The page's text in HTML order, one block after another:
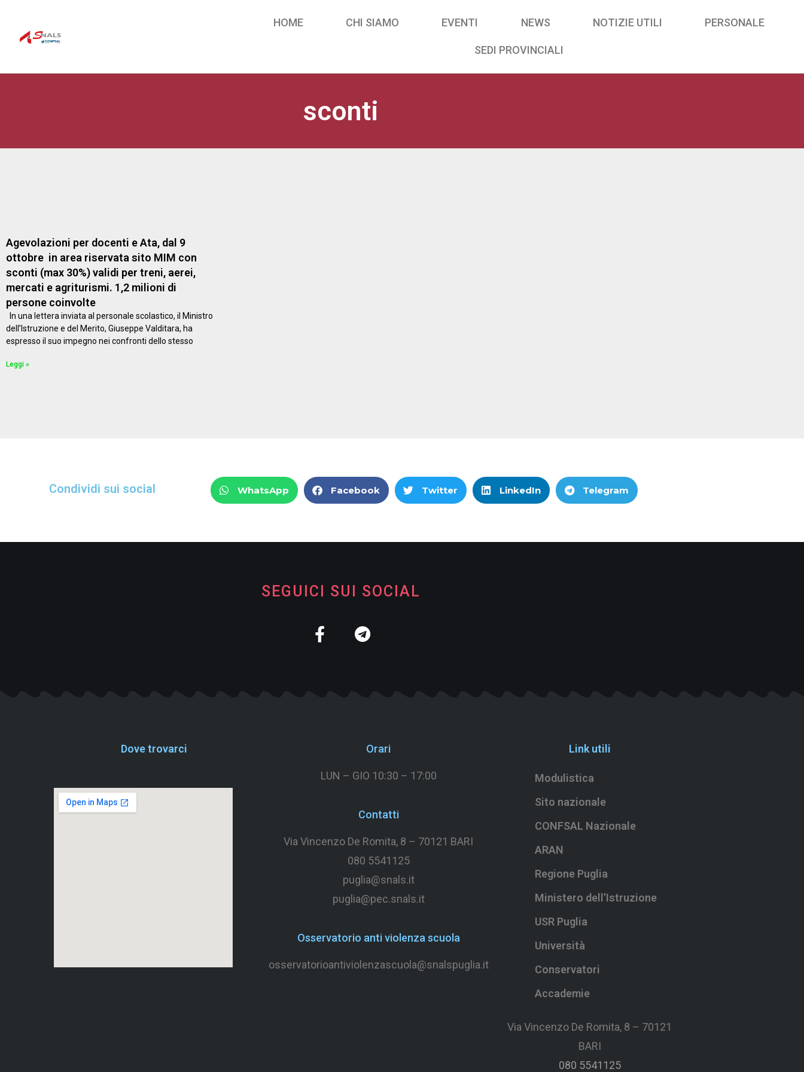
HOME CHI SIAMO EVENTI NEWS NOTIZIE UTILI PERSONALE
SEDI PROVINCIALI
sconti
Agevolazioni per docenti e Ata, dal 9
ottobre in area riservata sito MIM con
sconti (max 30%) validi per treni, aerei,
mercati e agriturismi. 1,2 milioni di
persone coinvolte
In una lettera inviata al personale scolastico, il Ministro
dell’Istruzione e del Merito, Giuseppe Valditara, ha
espresso il suo impegno nei confronti dello stesso
Leggi »
Condividi sui social WhatsApp Facebook Twitter LinkedIn Telegram
SEGUICI SUI SOCIAL
Dove trovarci Orari
LUN – GIO 10:30 – 17:00
Contatti
Via Vincenzo De Romita, 8 – 70121 BARI
080 5541125
puglia@snals.it
puglia@pec.snals.it
Osservatorio anti violenza scuola
osservatorioantiviolenzascuola@snalspuglia.it
Link utili
Modulistica
Sito nazionale
CONFSAL Nazionale
ARAN
Regione Puglia
Ministero dell’Istruzione
USR Puglia
Università
Conservatori
Accademie
Via Vincenzo De Romita, 8 – 70121
BARI
080 5541125